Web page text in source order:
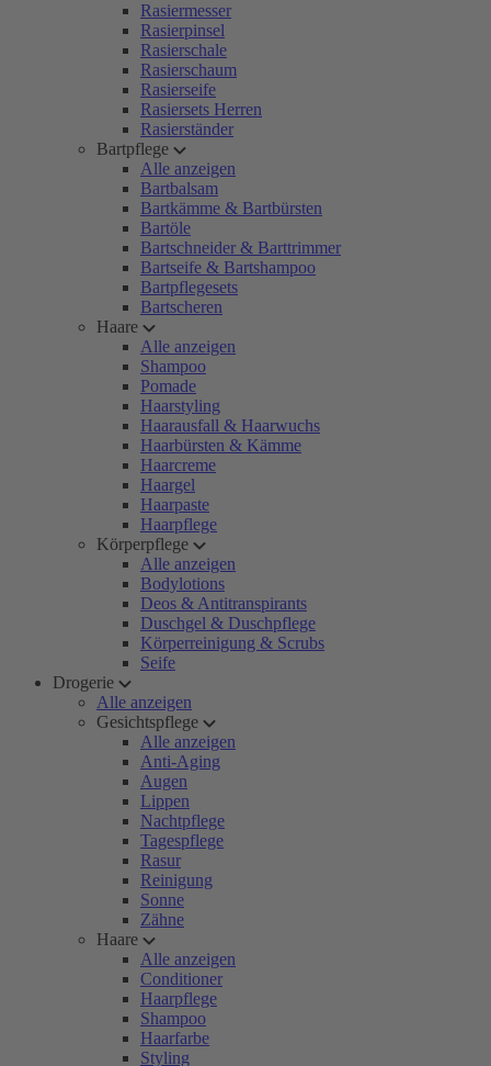
Rasiermesser
Rasierpinsel
Rasierschale
Rasierschaum
Rasierseife
Rasiersets Herren
Rasierständer
Bartpflege
Alle anzeigen
Bartbalsam
Bartkämme & Bartbürsten
Bartöle
Bartschneider & Barttrimmer
Bartseife & Bartshampoo
Bartpflegesets
Bartscheren
Haare
Alle anzeigen
Shampoo
Pomade
Haarstyling
Haarausfall & Haarwuchs
Haarbürsten & Kämme
Haarcreme
Haargel
Haarpaste
Haarpflege
Körperpflege
Alle anzeigen
Bodylotions
Deos & Antitranspirants
Duschgel & Duschpflege
Körperreinigung & Scrubs
Seife
Drogerie
Alle anzeigen
Gesichtspflege
Alle anzeigen
Anti-Aging
Augen
Lippen
Nachtpflege
Tagespflege
Rasur
Reinigung
Sonne
Zähne
Haare
Alle anzeigen
Conditioner
Haarpflege
Shampoo
Haarfarbe
Styling